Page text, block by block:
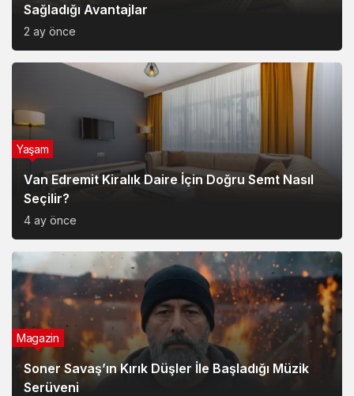
Sağladığı Avantajlar
2 ay önce
Van Edremit Kiralık Daire İçin Doğru Semt Nasıl
Seçilir?
4 ay önce
Yaşam
Soner Savaş’ın Kırık Düşler İle Başladığı Müzik
Serüveni
Magazin